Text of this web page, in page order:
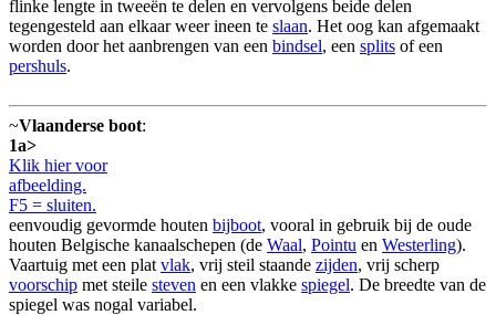
flinke lengte in tweeën te delen en vervolgens beide delen
tegengesteld aan elkaar weer ineen te slaan. Het oog kan afgemaakt
worden door het aanbrengen van een bindsel, een splits of een
pershuls.
~Vlaanderse boot:
1a>
Klik hier voor
afbeelding.
F5 = sluiten.
eenvoudig gevormde houten bijboot, vooral in gebruik bij de oude
houten Belgische kanaalschepen (de Waal, Pointu en Westerling).
Vaartuig met een plat vlak, vrij steil staande zijden, vrij scherp
voorschip met steile steven en een vlakke spiegel. De breedte van de
spiegel was nogal variabel.